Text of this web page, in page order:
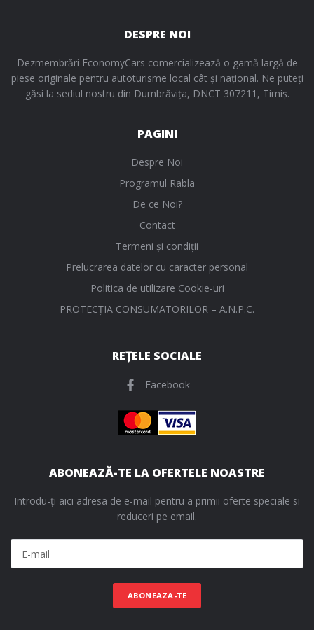
DESPRE NOI
Dezmembrări EconomyCars comercializează o gamă largă de
piese originale pentru autoturisme local cât și național. Ne puteți
găsi la sediul nostru din Dumbrăvița, DNCT 307211, Timiș.
PAGINI
Despre Noi
Programul Rabla
De ce Noi?
Contact
Termeni și condiții
Prelucrarea datelor cu caracter personal
Politica de utilizare Cookie-uri
PROTECŢIA CONSUMATORILOR – A.N.P.C.
REȚELE SOCIALE
Facebook
ABONEAZĂ-TE LA OFERTELE NOASTRE
Introdu-ți aici adresa de e-mail pentru a primii oferte speciale si
reduceri pe email.
ABONEAZA-TE